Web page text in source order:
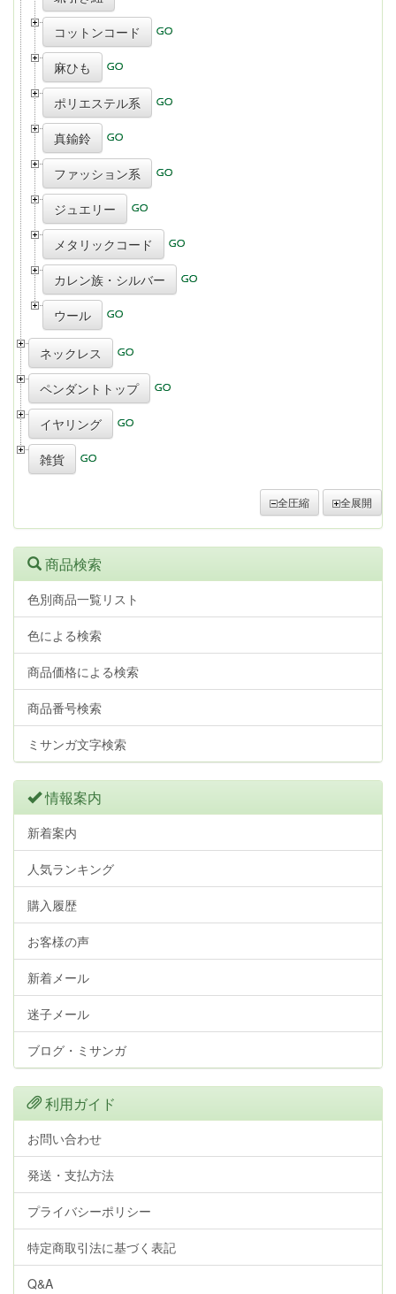
コットンコード
麻ひも
ポリエステル系
真鍮鈴
ファッション系
ジュエリー
メタリックコード
カレン族・シルバー
ウール
ネックレス
ペンダントトップ
イヤリング
雑貨
全圧縮 全展開
商品検索
色別商品一覧リスト
色による検索
商品価格による検索
商品番号検索
ミサンガ文字検索
情報案内
新着案内
人気ランキング
購入履歴
お客様の声
新着メール
迷子メール
ブログ・ミサンガ
利用ガイド
お問い合わせ
発送・支払方法
プライバシーポリシー
特定商取引法に基づく表記
Q&A